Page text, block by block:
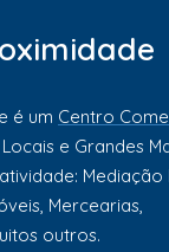
é um Centro
e Grandes
Mediação
Mercearias,
outros.